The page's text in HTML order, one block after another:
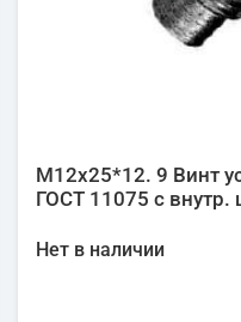
М12х25*12. 9 Винт
ГОСТ 11075 с внутр.
Нет в наличии